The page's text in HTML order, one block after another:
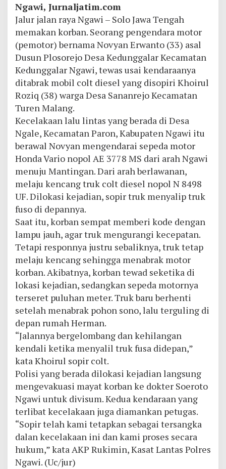
Ngawi, Jurnaljatim.com
Jalur jalan raya Ngawi – Solo Jawa Tengah
memakan korban. Seorang pengendara motor
(pemotor) bernama Novyan Erwanto (33) asal
Dusun Plosorejo Desa Kedunggalar Kecamatan
Kedunggalar Ngawi, tewas usai kendaraanya
ditabrak mobil colt diesel yang disopiri Khoirul
Roziq (38) warga Desa Sananrejo Kecamatan
Turen Malang.
Kecelakaan lalu lintas yang berada di Desa
Ngale, Kecamatan Paron, Kabupaten Ngawi itu
berawal Novyan mengendarai sepeda motor
Honda Vario nopol AE 3778 MS dari arah Ngawi
menuju Mantingan. Dari arah berlawanan,
melaju kencang truk colt diesel nopol N 8498
UF. Dilokasi kejadian, sopir truk menyalip truk
fuso di depannya.
Saat itu, korban sempat memberi kode dengan
lampu jauh, agar truk mengurangi kecepatan.
Tetapi responnya justru sebaliknya, truk tetap
melaju kencang sehingga menabrak motor
korban. Akibatnya, korban tewad seketika di
lokasi kejadian, sedangkan sepeda motornya
terseret puluhan meter. Truk baru berhenti
setelah menabrak pohon sono, lalu terguling di
depan rumah Herman.
“Jalannya bergelombang dan kehilangan
kendali ketika menyalil truk fusa didepan,”
kata Khoirul sopir colt.
Polisi yang berada dilokasi kejadian langsung
mengevakuasi mayat korban ke dokter Soeroto
Ngawi untuk divisum. Kedua kendaraan yang
terlibat kecelakaan juga diamankan petugas.
“Sopir telah kami tetapkan sebagai tersangka
dalan kecelakaan ini dan kami proses secara
hukum,” kata AKP Rukimin, Kasat Lantas Polres
Ngawi. (Uc/jur)